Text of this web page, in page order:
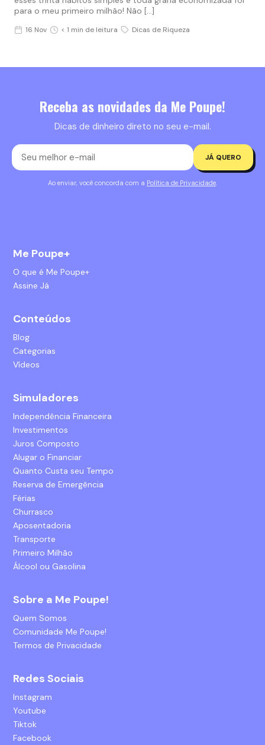
para o meu primeiro milhão! Não […]
16 Nov < 1 min de leitura Dicas de Riqueza
Receba as novidades da Me Poupe!
Dicas de dinheiro direto no seu e-mail.
JÁ QUERO
Ao enviar, você concorda com a Política de Privacidade.
Me Poupe+
O que é Me Poupe+
Assine Já
Conteúdos
Blog
Categorias
Vídeos
Simuladores
Independência Financeira
Investimentos
Juros Composto
Alugar o Financiar
Quanto Custa seu Tempo
Reserva de Emergência
Férias
Churrasco
Aposentadoria
Transporte
Primeiro Milhão
Álcool ou Gasolina
Sobre a Me Poupe!
Quem Somos
Comunidade Me Poupe!
Termos de Privacidade
Redes Sociais
Instagram
Youtube
Tiktok
Facebook